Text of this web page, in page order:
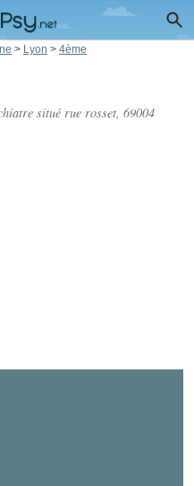
> Lyon > 4ème
situé rue rosset, 69004